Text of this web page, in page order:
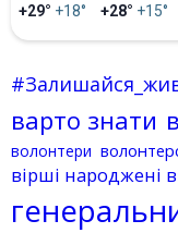
+29° +18° +28° +15°
варто знати
волонтери
вірші народжені